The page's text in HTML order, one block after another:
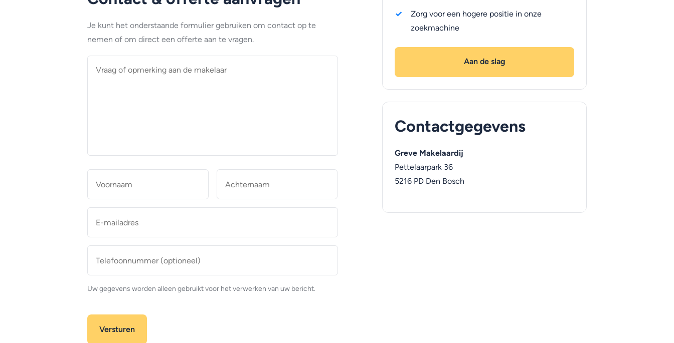
Je kunt het onderstaande formulier gebruiken om contact op te
nemen of om direct een offerte aan te vragen.
mailadres *
(optioneel)
Uw gegevens worden alleen gebruikt voor het verwerken van uw bericht.
Zorg voor een hogere positie in onze
zoekmachine
Aan de slag
Contactgegevens
Greve Makelaardij
Pettelaarpark 36
5216 PD Den Bosch